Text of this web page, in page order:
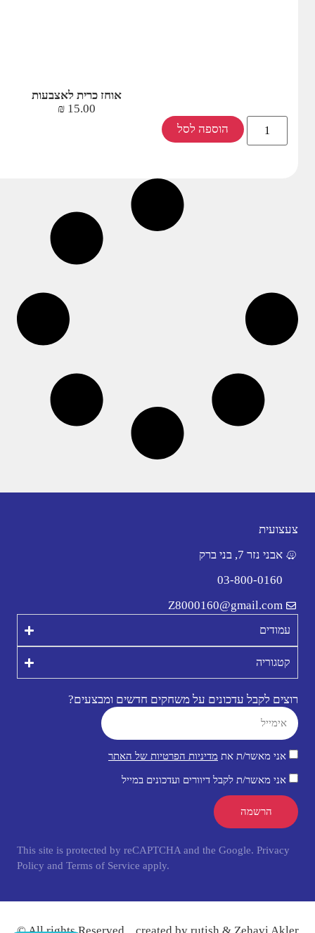
אוחז כרית לאצבעות
15.00
₪
הוספה לסל
צעצועית
אבני נזר 7, בני ברק
03-800-0160
Z8000160@gmail.com
עמודים
קטגוריה
רוצים לקבל עדכונים על משחקים חדשים ומבצעים?
אני מאשר/ת את מדיניות הפרטיות של האתר
אני מאשר/ת לקבל דיוורים ועדכונים במייל
הרשמה
This site is protected by reCAPTCHA and the Google. Privacy
Policy and Terms of Service apply.